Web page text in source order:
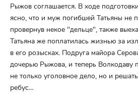
Рыжов соглашается. В ходе
ясно, что и муж погибшей Татьяны не
провернув некое "дельце", также
Татьяна же поплатилась жизнью за
в его розысках. Подруга майора
дочерью Рыжова, и теперь Волкодаву
не только уголовное дело, но и
ребус…